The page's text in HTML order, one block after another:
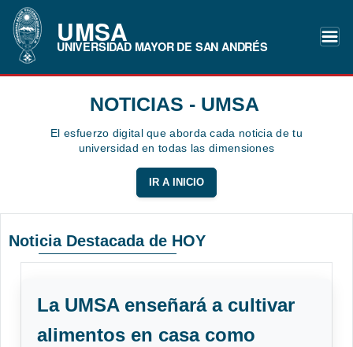
UMSA
UNIVERSIDAD MAYOR DE SAN ANDRÉS
NOTICIAS - UMSA
El esfuerzo digital que aborda cada noticia de tu
universidad en todas las dimensiones
IR A INICIO
Noticia Destacada de HOY
La UMSA enseñará a cultivar
alimentos en casa como